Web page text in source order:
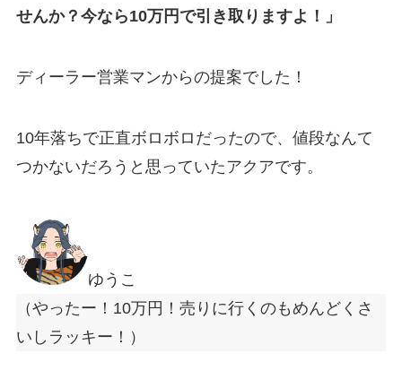
せんか？今なら10万円で引き取りますよ！」
ディーラー営業マンからの提案でした！
10年落ちで正直ボロボロだったので、値段なんて
つかないだろうと思っていたアクアです。
ゆうこ
（やったー！10万円！売りに行くのもめんどくさ
いしラッキー！）